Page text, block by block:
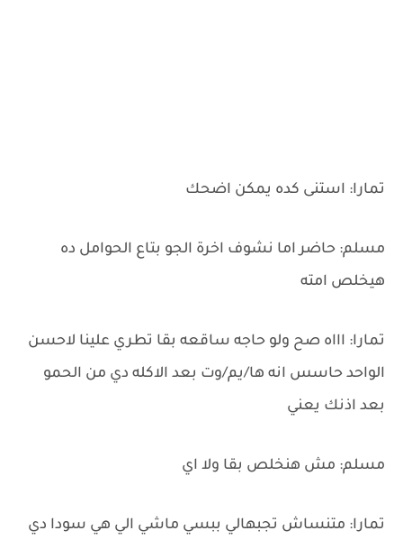
تمارا: استنى كده يمكن اضحك
مسلم: حاضر اما نشوف اخرة الجو بتاع الحوامل ده
هيخلص امته
تمارا: اااه صح ولو حاجه ساقعه بقا تطري علينا لاحسن
الواحد حاسس انه ها/يم/وت بعد الاكله دي من الحمو
بعد اذنك يعني
مسلم: مش هنخلص بقا ولا اي
تمارا: متنساش تجبهالي ببسي ماشي الي هي سودا دي